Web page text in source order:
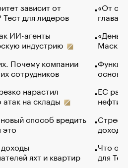
зависит от
для лидеров
ИИ-агенты
индустрию
Почему компании
сотрудников
нарастил
на склады
способ вредить
яхт и квартир
«От
глава
Маск в
основ
ЕС
нефти
Что
для